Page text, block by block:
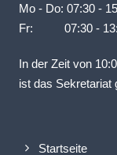
Mo - Do: 07:30 -
Fr: 07:30 -
In der Zeit von
ist das Sekretariat
Startseite